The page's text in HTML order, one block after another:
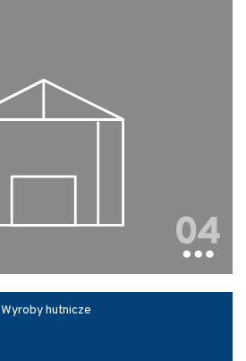
Wyroby hutnicze